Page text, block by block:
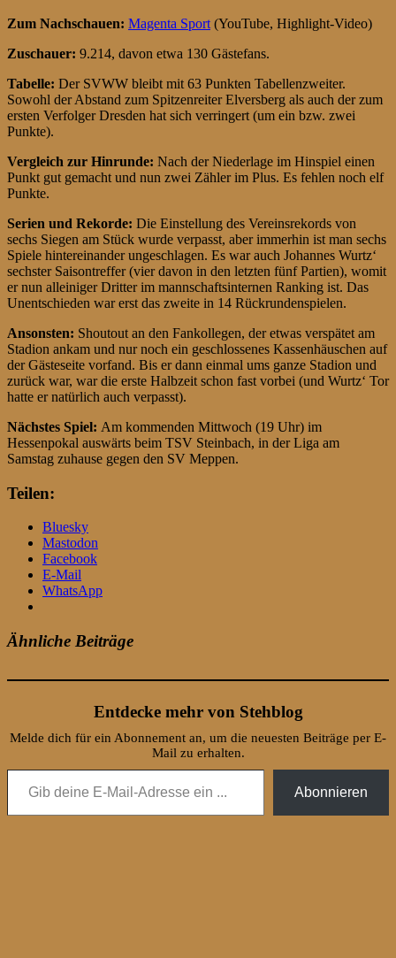
Zum Nachschauen: Magenta Sport (YouTube, Highlight-Video)
Zuschauer: 9.214, davon etwa 130 Gästefans.
Tabelle: Der SVWW bleibt mit 63 Punkten Tabellenzweiter.
Sowohl der Abstand zum Spitzenreiter Elversberg als auch der zum
ersten Verfolger Dresden hat sich verringert (um ein bzw. zwei
Punkte).
Vergleich zur Hinrunde: Nach der Niederlage im Hinspiel einen
Punkt gut gemacht und nun zwei Zähler im Plus. Es fehlen noch elf
Punkte.
Serien und Rekorde: Die Einstellung des Vereinsrekords von
sechs Siegen am Stück wurde verpasst, aber immerhin ist man sechs
Spiele hintereinander ungeschlagen. Es war auch Johannes Wurtz‘
sechster Saisontreffer (vier davon in den letzten fünf Partien), womit
er nun alleiniger Dritter im mannschaftsinternen Ranking ist. Das
Unentschieden war erst das zweite in 14 Rückrundenspielen.
Ansonsten: Shoutout an den Fankollegen, der etwas verspätet am
Stadion ankam und nur noch ein geschlossenes Kassenhäuschen auf
der Gästeseite vorfand. Bis er dann einmal ums ganze Stadion und
zurück war, war die erste Halbzeit schon fast vorbei (und Wurtz‘ Tor
hatte er natürlich auch verpasst).
Nächstes Spiel: Am kommenden Mittwoch (19 Uhr) im
Hessenpokal auswärts beim TSV Steinbach, in der Liga am
Samstag zuhause gegen den SV Meppen.
Teilen:
Bluesky
Mastodon
Facebook
E-Mail
WhatsApp
Ähnliche Beiträge
Entdecke mehr von Stehblog
Melde dich für ein Abonnement an, um die neuesten Beiträge per E-
Mail zu erhalten.
Gib deine E-Mail-Adresse ein ...
Abonnieren